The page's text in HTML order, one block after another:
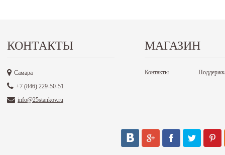
КОНТАКТЫ
Самара
+7 (846) 229-50-51
info@25stankov.ru
МАГАЗИН
Контакты